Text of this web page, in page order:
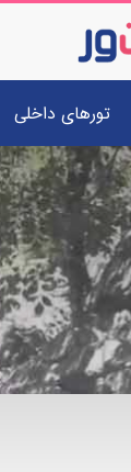
تورهای داخلی